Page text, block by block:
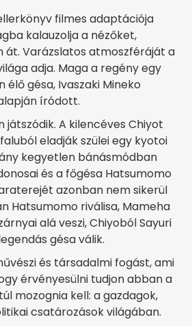
filmes adaptációja
kalauzolja a nézőket,
át. Varázslatos atmoszféráját a
adja. Maga a regény egy
élő gésa, Ivaszaki Mineko
íródott.
A kilencéves Chiyot
eladják szülei egy kyotoi
kegyetlen bánásmódban
és a főgésa Hatsumomo
azonban nem sikerül
Hatsumomo riválisa, Mameha
alá veszi, Chiyoból Sayuri
gésa válik.
és társadalmi fogást, ami
érvényesülni tudjon abban a
mozognia kell: a gazdagok,
csatározások világában.